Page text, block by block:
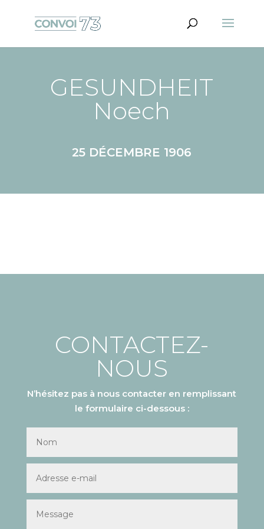
GESUNDHEIT
Noech
25 DÉCEMBRE 1906
CONTACTEZ-
NOUS
N’hésitez pas à nous contacter en remplissant
le formulaire ci-dessous :